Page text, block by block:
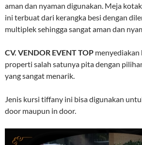
aman dan nyaman digunakan. Meja
ini terbuat dari kerangka besi dengan
multiplek sehingga sangat aman dan
CV. VENDOR EVENT TOP menyediakan
properti salah satunya pita dengan
yang sangat menarik.
Jenis kursi tiffany ini bisa digunakan
door maupun in door.